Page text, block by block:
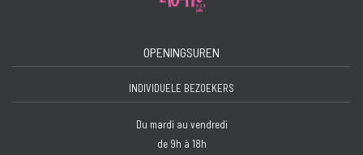
OPENINGSUREN
INDIVIDUELE BEZOEKERS
Du mardi au vendredi
de 9h à 18h